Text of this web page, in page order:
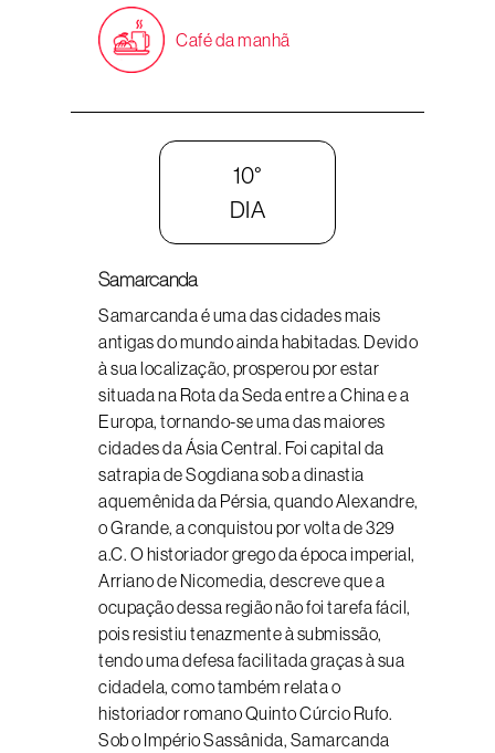
Café da manhã
10°
DIA
Samarcanda
Samarcanda é uma das cidades mais
antigas do mundo ainda habitadas. Devido
à sua localização, prosperou por estar
situada na Rota da Seda entre a China e a
Europa, tornando-se uma das maiores
cidades da Ásia Central. Foi capital da
satrapia de Sogdiana sob a dinastia
aquemênida da Pérsia, quando Alexandre,
o Grande, a conquistou por volta de 329
a.C. O historiador grego da época imperial,
Arriano de Nicomedia, descreve que a
ocupação dessa região não foi tarefa fácil,
pois resistiu tenazmente à submissão,
tendo uma defesa facilitada graças à sua
cidadela, como também relata o
historiador romano Quinto Cúrcio Rufo.
Sob o Império Sassânida, Samarcanda